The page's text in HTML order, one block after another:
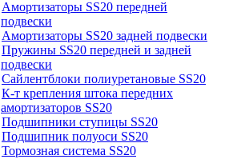
Амортизаторы SS20 передней
подвески
Амортизаторы SS20 задней подвески
Пружины SS20 передней и задней
подвески
Сайлентблоки полиуретановые SS20
К-т крепления штока передних
амортизаторов SS20
Подшипники ступицы SS20
Подшипник полуоси SS20
Тормозная система SS20